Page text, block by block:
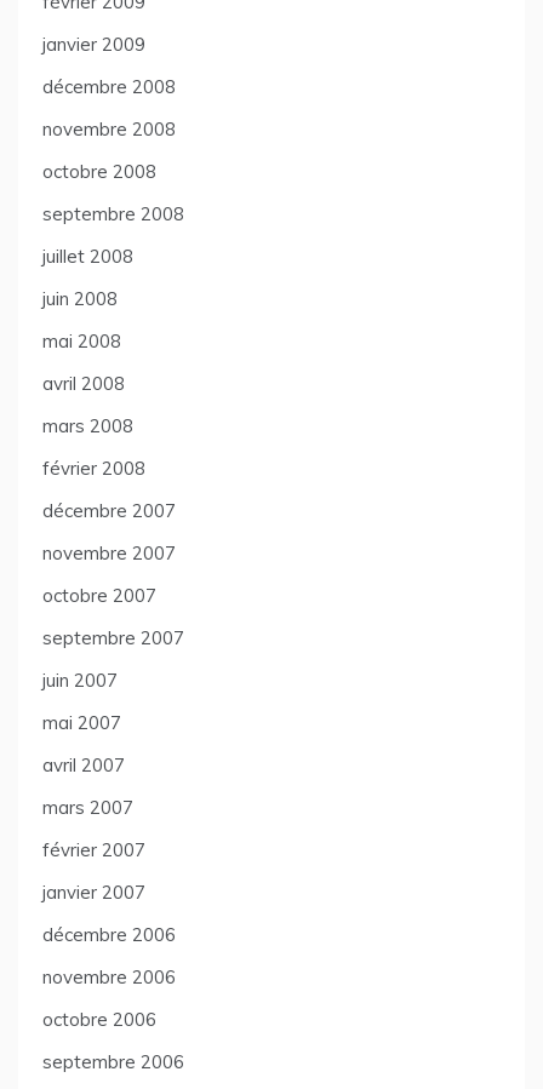
janvier 2009
décembre 2008
novembre 2008
octobre 2008
septembre 2008
juillet 2008
juin 2008
mai 2008
avril 2008
mars 2008
février 2008
décembre 2007
novembre 2007
octobre 2007
septembre 2007
juin 2007
mai 2007
avril 2007
mars 2007
février 2007
janvier 2007
décembre 2006
novembre 2006
octobre 2006
septembre 2006